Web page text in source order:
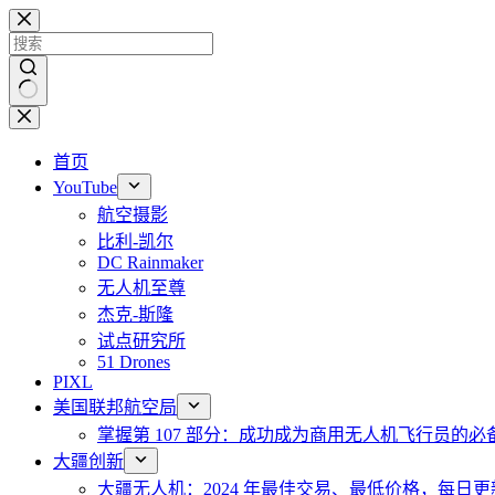
跳
至
内
容
无
首页
YouTube
航空摄影
比利-凯尔
DC Rainmaker
无人机至尊
杰克-斯隆
试点研究所
51 Drones
PIXL
美国联邦航空局
掌握第 107 部分：成功成为商用无人机飞行员的必
大疆创新
大疆无人机：2024 年最佳交易、最低价格，每日更